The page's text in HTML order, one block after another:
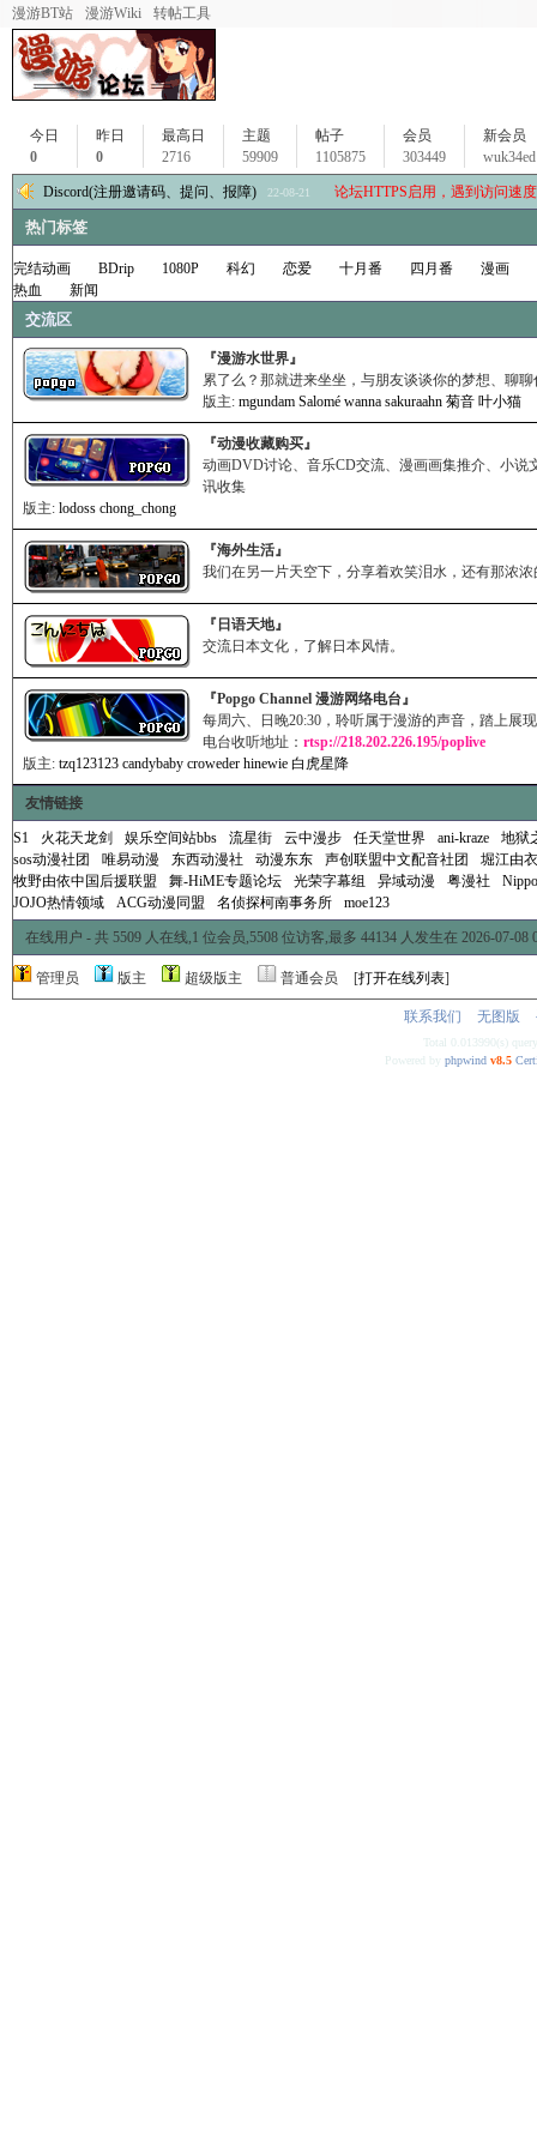
漫游BT站 漫游Wiki 转帖工具
今日
0
昨日
0
最高日
2716
主题
59909
帖子
1105875
会员
303449
新会员
wuk34ed
Discord(注册邀请码、提问、报障) 22-08-21
论坛HTTPS启用，遇到访问速
[推荐阅读]新论坛使用建议
11-04-12 論壇現在處於公共測試期 11-04-05
热门标签
完结动画 BDrip 1080P 科幻 恋爱 十月番 四月番 漫画
热血
新闻
交流区
『漫游水世界』
累了么？那就进来坐坐，与朋友谈谈你的梦想、聊聊
版主: mgundam Salomé wanna sakuraahn 菊音 叶小猫
『动漫收藏购买』
动画DVD讨论、音乐CD交流、漫画画集推介、小说
讯收集
版主: lodoss chong_chong
『海外生活』
我们在另一片天空下，分享着欢笑泪水，还有那浓
『日语天地』
交流日本文化，了解日本风情。
『Popgo Channel 漫游网络电台』
每周六、日晚20:30，聆听属于漫游的声音，踏上展
电台收听地址： rtsp://218.202.226.195/poplive
版主: tzq123123 candybaby croweder hinewie 白虎星降
友情链接
S1 火花天龙剑 娱乐空间站bbs 流星街 云中漫步 任天堂世界 ani-kraze
地狱
sos动漫社团
唯易动漫 东西动漫社 动漫东东 声创联盟中文配音社团
堀江由
牧野由依中国后援联盟
舞-HiME专题论坛 光荣字幕组 异域动漫 粤漫社
JOJO热情领域
ACG动漫同盟 名侦探柯南事务所 moe123
在线用户 - 共 5509 人在线,1 位会员,5508 位访客,最多 44134 人发生在 2026-07-08
管理员 版主 超级版主 普通会员 [打开在线列表]
联系我们 无图版
Total 0.013990(s)
Powered byphpwind v8.5